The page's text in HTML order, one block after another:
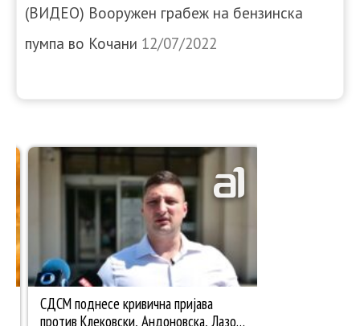
(ВИДЕО) Вооружен грабеж на бензинска
пумпа во Кочани 12/07/2022